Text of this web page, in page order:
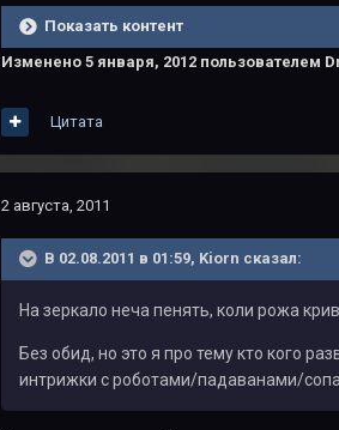
Показать контент
Изменено 5 января, 2012пользователем
Цитата
2 августа, 2011
В 02.08.2011 в 01:59, Kiorn сказал:
На зеркало неча пенять, коли рожа
Без обид, но это я про тему кто кого
интрижки с роботами/падаванами/